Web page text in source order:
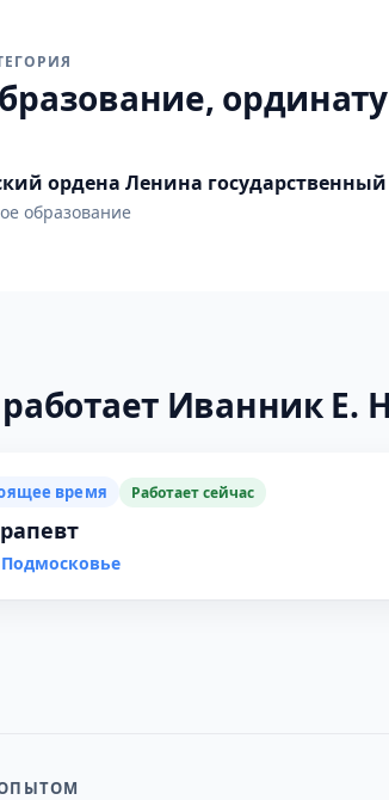
ордена Ленина
образование
Иванник Е.
время Работает сейчас